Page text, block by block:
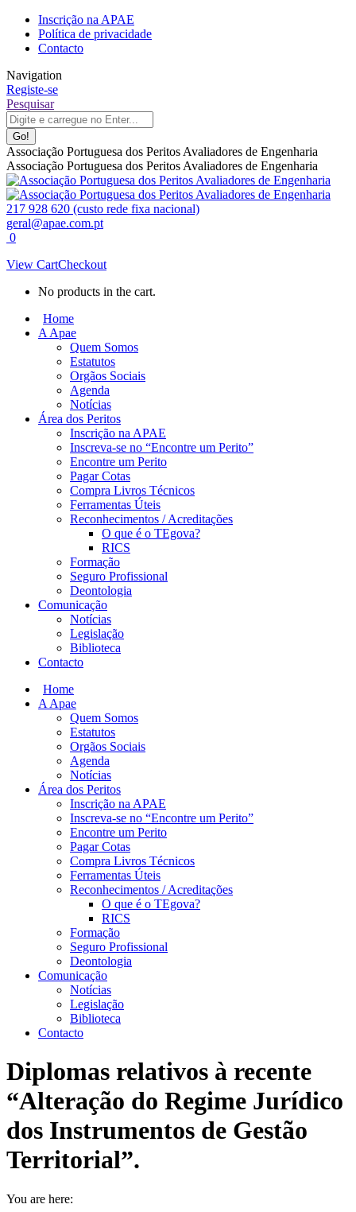
Skip
content
Inscrição na APAE
Política de privacidade
Contacto
Navigation
Registe-se
Facebook
page
opens
in
new
window
Linkedin
page
opens
in
new
window
Instagram
page
opens
in
new
window
Search:
Pesquisar
Associação Portuguesa dos Peritos Avaliadores de Engenharia
Associação Portuguesa dos Peritos Avaliadores de Engenharia
217 928 620 (custo rede fixa nacional)
geral@apae.com.pt
0
View CartCheckout
No products in the cart.
Home
A Apae
Quem Somos
Estatutos
Orgãos Sociais
Agenda
Notícias
Área dos Peritos
Inscrição na APAE
Inscreva-se no “Encontre um Perito”
Encontre um Perito
Pagar Cotas
Compra Livros Técnicos
Ferramentas Úteis
Reconhecimentos / Acreditações
O que é o TEgova?
RICS
Formação
Seguro Profissional
Deontologia
Comunicação
Notícias
Legislação
Biblioteca
Contacto
Home
A Apae
Quem Somos
Estatutos
Orgãos Sociais
Agenda
Notícias
Área dos Peritos
Inscrição na APAE
Inscreva-se no “Encontre um Perito”
Encontre um Perito
Pagar Cotas
Compra Livros Técnicos
Ferramentas Úteis
Reconhecimentos / Acreditações
O que é o TEgova?
RICS
Formação
Seguro Profissional
Deontologia
Comunicação
Notícias
Legislação
Biblioteca
Contacto
Diplomas relativos à recente
“Alteração do Regime Jurídico
dos Instrumentos de Gestão
Territorial”.
You are here: